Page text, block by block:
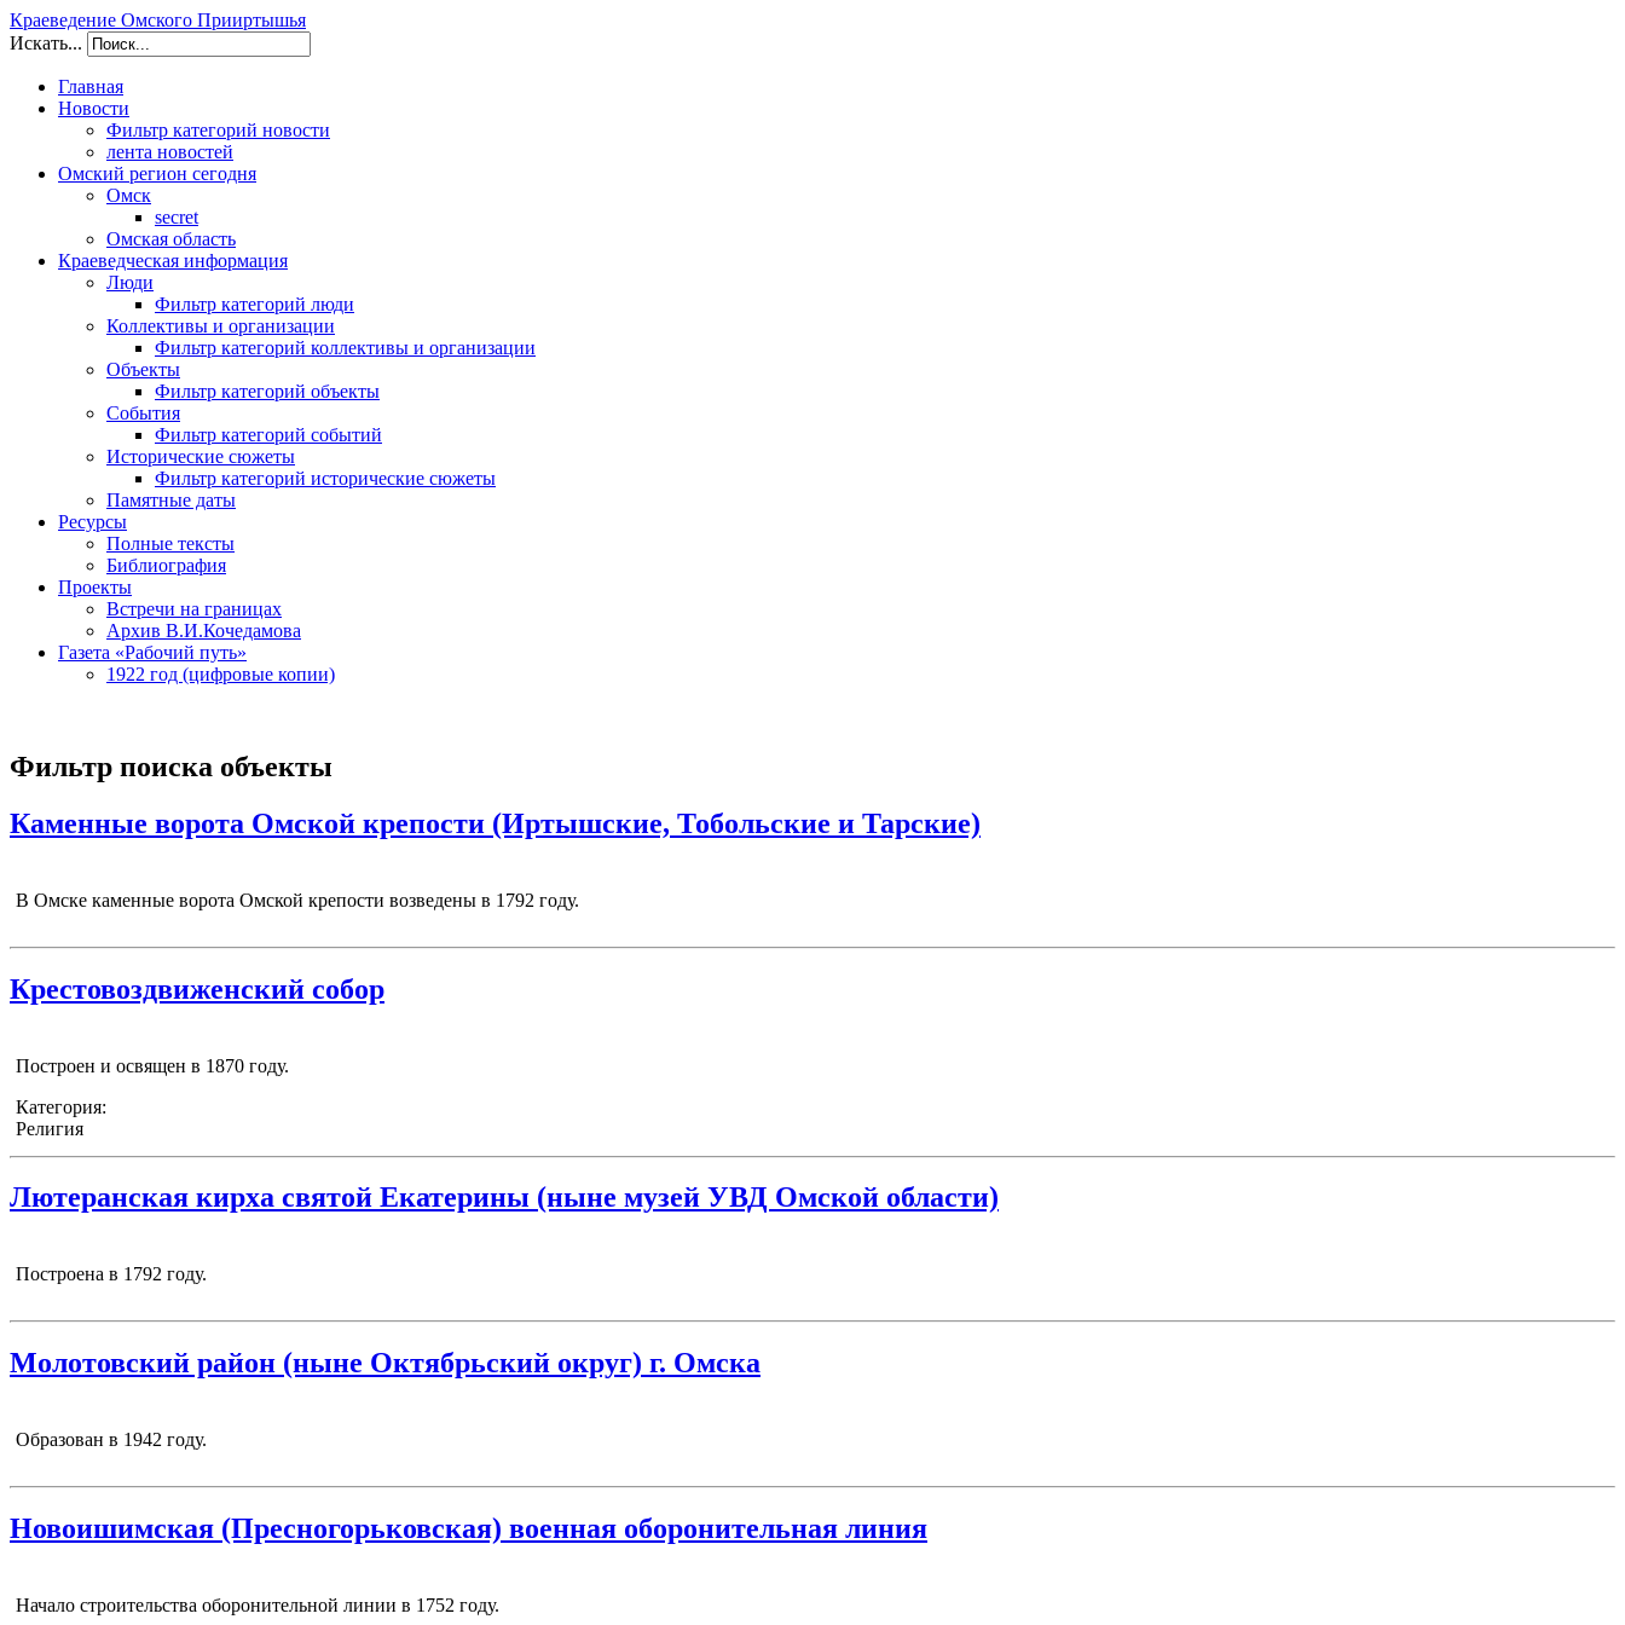
Краеведение Омского Прииртышья
Искать...
Главная
Новости
Фильтр категорий новости
лента новостей
Омский регион сегодня
Омск
secret
Омская область
Краеведческая информация
Люди
Фильтр категорий люди
Коллективы и организации
Фильтр категорий коллективы и организации
Объекты
Фильтр категорий объекты
События
Фильтр категорий событий
Исторические сюжеты
Фильтр категорий исторические сюжеты
Памятные даты
Ресурсы
Полные тексты
Библиография
Проекты
Встречи на границах
Архив В.И.Кочедамова
Газета «Рабочий путь»
1922 год (цифровые копии)
Фильтр поиска объекты
Каменные ворота Омской крепости (Иртышские, Тобольские и Тарские)
В Омске каменные ворота Омской крепости возведены в 1792 году.
Крестовоздвиженский собор
Построен и освящен в 1870 году.
Категория:
Религия
Лютеранская кирха святой Екатерины (ныне музей УВД Омской области)
Построена в 1792 году.
Молотовский район (ныне Октябрьский округ) г. Омска
Образован в 1942 году.
Новоишимская (Пресногорьковская) военная оборонительная линия
Начало строительства оборонительной линии в 1752 году.